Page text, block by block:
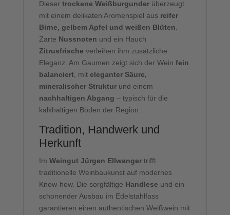
Dieser trockene Weißburgunderüberzeugt
mit einem delikaten Aromenspiel aus reifer
Birne, gelbem Apfel und weißen Blüten
Zarte Nussnoten und ein Hauch
Zitrusfrische verleihen ihm zusätzliche
Eleganz. Am Gaumen zeigt sich der Wein fein
balanciert, mit eleganter Säure,
mineralischer Strukturund einem
nachhaltigen Abgang – typisch für die
kalkhaltigen Böden der Region.
Tradition, Handwerk und
Herkunft
Im Weingut Jürgen Ellwangertrifft
traditionelle Weinbaukunst auf modernes
Know-how. Die sorgfältige Handlese und ein
schonender Ausbau im Edelstahlfass
garantieren einen authentischen Weißwein mit